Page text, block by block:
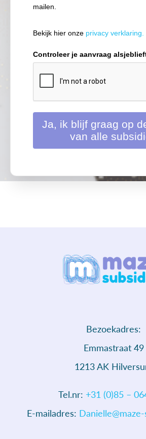
mailen.
Bekijk hier onze privacy verklaring.
Controleer je aanvraag
Ja, ik blijf graag op
van alle
Bezoekadres:
Emmastraat 49
1213 AK
Tel.nr: +31 (0)85 –
E-mailadres: